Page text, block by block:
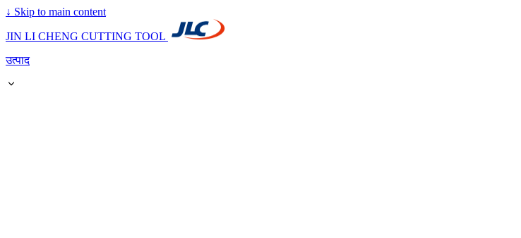
↓ Skip to main content
JIN LI CHENG CUTTING TOOL
उत्पाद